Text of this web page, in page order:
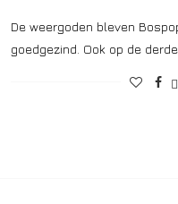
De weergoden bleven
goedgezind. Ook op de derde